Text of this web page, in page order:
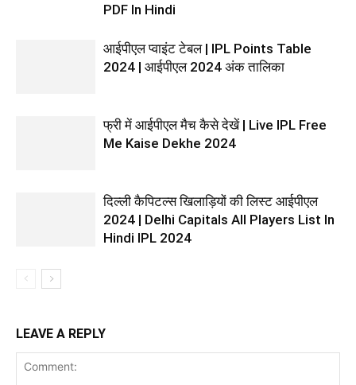
PDF In Hindi
आईपीएल प्वाइंट टेबल | IPL Points Table
2024 | आईपीएल 2024 अंक तालिका
फ्री में आईपीएल मैच कैसे देखें | Live IPL Free
Me Kaise Dekhe 2024
दिल्ली कैपिटल्स खिलाड़ियों की लिस्ट आईपीएल
2024 | Delhi Capitals All Players List In
Hindi IPL 2024
LEAVE A REPLY